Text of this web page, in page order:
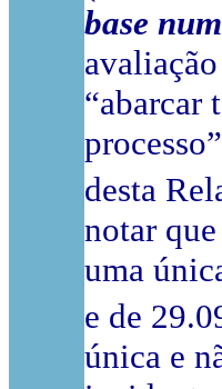
base
avaliação
“abarcar
desta
notar
uma
e de
única e